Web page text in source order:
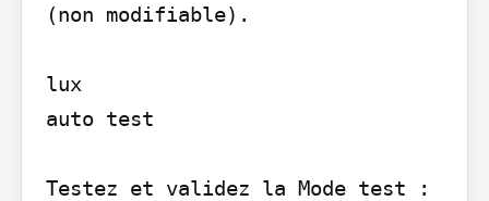
(non modifiable).
lux
auto test
Testez et validez la Mode test :